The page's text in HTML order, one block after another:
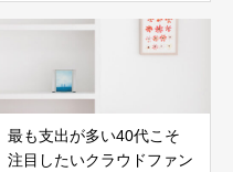
最も支出が多い40代こそ
注目したいクラウドファン